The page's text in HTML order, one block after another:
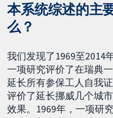
本系统综述的主
么？
我们发现了1969至2014
一项研究评价了在瑞典
延长所有参保工人自我
评价了延长挪威几个城
效果。1969年，一项研